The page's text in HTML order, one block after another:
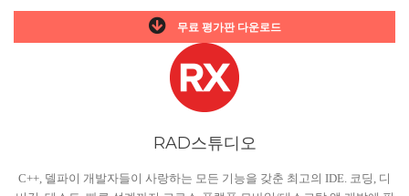
무료 평가판 다운로드
RAD스튜디오
C++, 델파이 개발자들이 사랑하는 모든 기능을 갖춘 최고의 IDE. 코딩, 디